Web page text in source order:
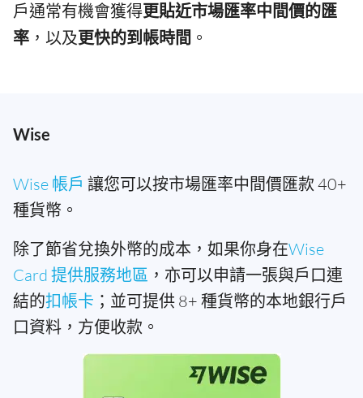
戶通常有機會獲得更貼近市場匯率中間價的匯
率 ，以及更快的到帳時間 。
Wise
Wise 帳戶 讓您可以按市場匯率中間價匯款 40+
種貨幣。
除了節省兌換外幣的成本，如果你身在Wise
Card 提供服務地區 ，亦可以申請一張與戶口連
結的扣帳卡 ；並可提供 8+ 種貨幣的本地銀行戶
口資料，方便收款。